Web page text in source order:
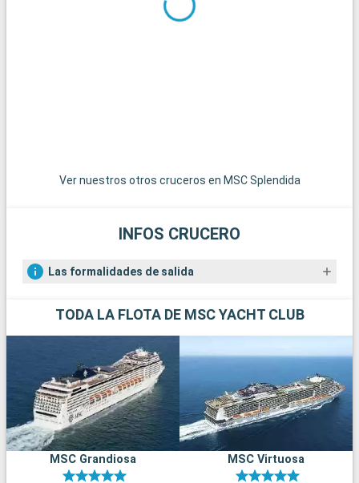
Ver nuestros otros cruceros en MSC Splendida
INFOS CRUCERO
Las formalidades de salida
TODA LA FLOTA DE MSC YACHT CLUB
MSC Grandiosa MSC Virtuosa